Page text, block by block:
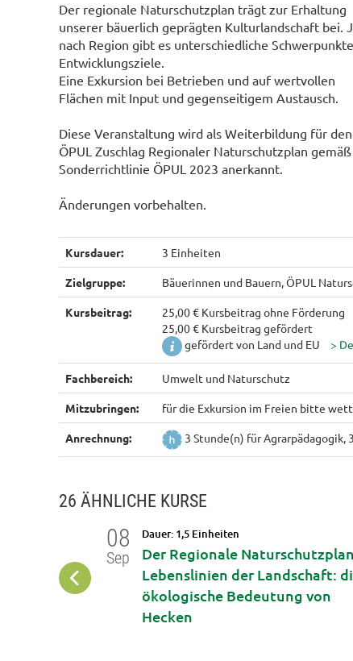
Der regionale Naturschutzplan trägt zur Erhaltung
unserer bäuerlich geprägten Kulturlandschaft bei.
nach Region gibt es unterschiedliche
Entwicklungsziele.
Eine Exkursion bei Betrieben und auf wertvollen
Flächen mit Input und gegenseitigem Austausch.
Diese Veranstaltung wird als Weiterbildung für den
ÖPUL Zuschlag Regionaler Naturschutzplan
Sonderrichtlinie ÖPUL 2023 anerkannt.
Änderungen vorbehalten.
Kursdauer: 3 Einheiten
Zielgruppe: Bäuerinnen und Bauern, ÖPUL
Kursbeitrag:
25,00 € Kursbeitrag ohne Förderung
25,00 € Kursbeitrag gefördert
gefördert von Land und EU
Fachbereich: Umwelt und Naturschutz
Mitzubringen: für die Exkursion im Freien bitte
Anrechnung: 3 Stunde(n) für Agrarpädagogik,
26 ÄHNLICHE KURSE
08
Sep
Dauer: 1,5 Einheiten
Der Regionale
Lebenslinien der Landschaft:
ökologische Bedeutung von
Hecken